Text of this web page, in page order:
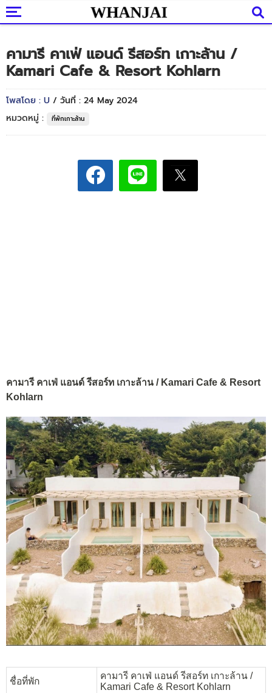
คามารี คาเฟ่ แอนด์ รีสอร์ท เกาะล้าน /
Kamari Cafe & Resort Kohlarn
โพสโดย : U / วันที่ : 24 May 2024
หมวดหมู่ :
ที่พักเกาะล้าน
คามารี คาเฟ่ แอนด์ รีสอร์ท เกาะล้าน / Kamari Cafe & Resort
Kohlarn
ชื่อที่พัก
คามารี คาเฟ่ แอนด์ รีสอร์ท เกาะล้าน /
Kamari Cafe & Resort Kohlarn